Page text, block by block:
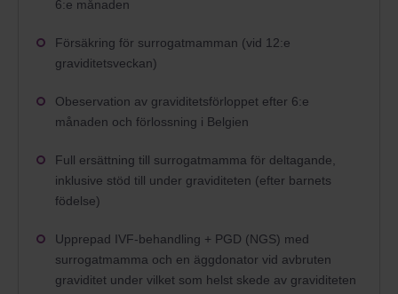
6:e månaden
Försäkring för surrogatmamman (vid 12:e
graviditetsveckan)
Obeservation av graviditetsförloppet efter 6:e
månaden och förlossning i Belgien
Full ersättning till surrogatmamma för deltagande,
inklusive stöd till under graviditeten (efter barnets
födelse)
Upprepad IVF-behandling + PGD (NGS) med
surrogatmamma och en äggdonator vid avbruten
graviditet under vilket som helst skede av graviditeten